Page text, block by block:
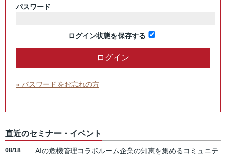
パスワード
ログイン状態を保存する
» パスワードをお忘れの方
直近のセミナー・イベント
08/18
AIの危機管理コラボルーム企業の知恵を集めるコミュニテ